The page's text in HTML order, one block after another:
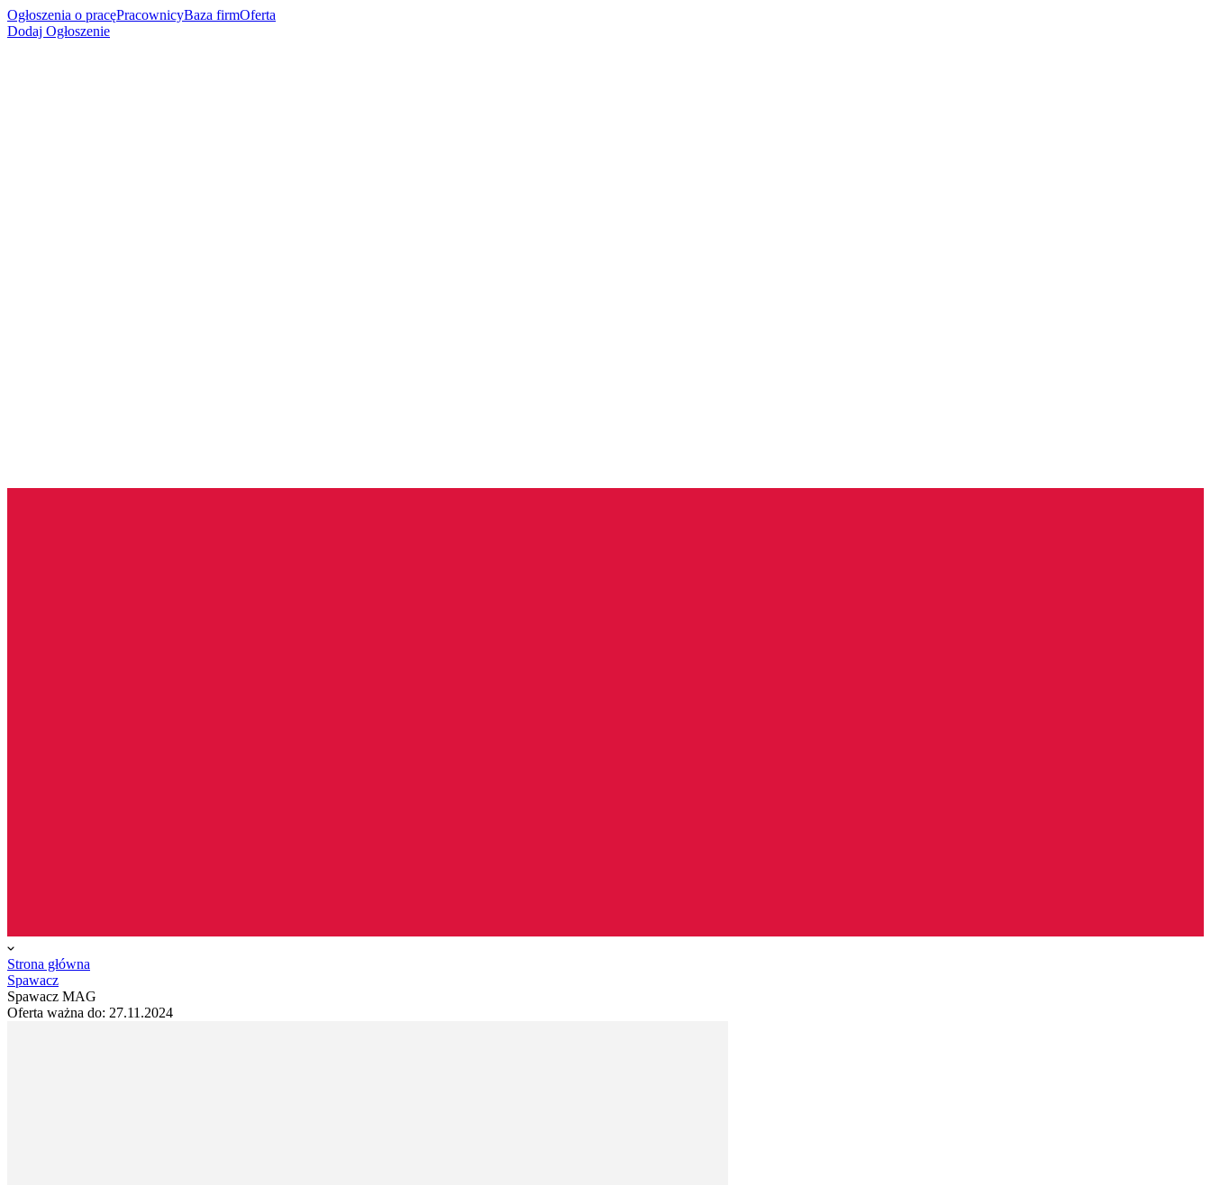
Ogłoszenia o pracęPracownicyBaza firmOferta
Dodaj Ogłoszenie
Strona główna
Spawacz
Spawacz MAG
Oferta ważna do: 27.11.2024